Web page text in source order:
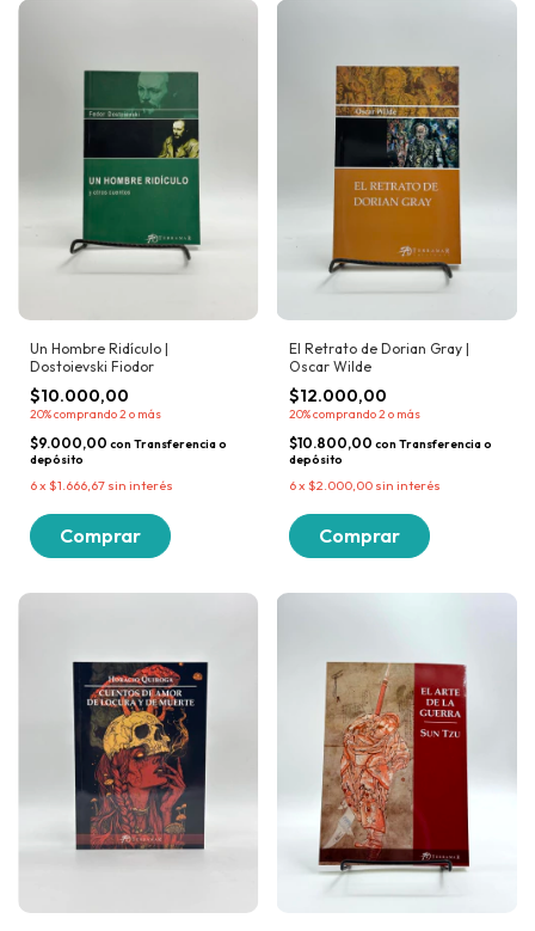
Un Hombre Ridículo |
Dostoievski Fiodor
$10.000,00
20%comprando 2 o más
$9.000,00 con Transferencia o
depósito
6x $1.666,67 sin interés
El Retrato de Dorian Gray |
Oscar Wilde
$12.000,00
20%comprando 2 o más
$10.800,00 con Transferencia o
depósito
6x $2.000,00 sin interés